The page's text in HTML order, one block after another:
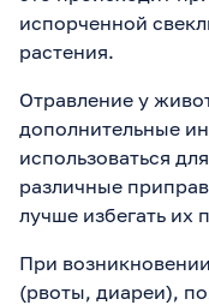
испорченной
растения.
Отравление у
дополнительные
использоваться
различные
лучше избегать их
При
(рвоты, диареи),